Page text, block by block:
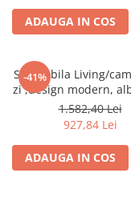
Canapele copii
Fotolii
Paturi pentru copii
Paturi supraetajate
COVOARE CLASICE
COVOARE
LUNG
ADAUGA IN COS
-41%
Set mobila Living/
zi ,design modern,
auriu ,175 cm
sticla, Bortis
1.582,40 Lei
927,84 Lei
ADAUGA IN COS